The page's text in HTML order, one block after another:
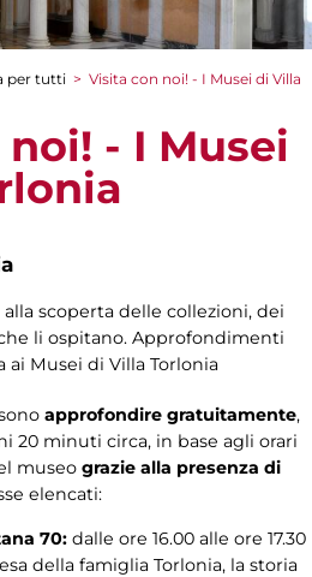
per tutti > Visita con noi! - I Musei di Villa
- I Musei
scoperta delle collezioni, dei
li ospitano. Approfondimenti
Musei di Villa Torlonia
approfondire gratuitamente,
20 minuti circa, in base agli orari
museo grazie alla presenza di
elencati:
70: dalle ore 16.00 alle ore 17.30
della famiglia Torlonia, la storia